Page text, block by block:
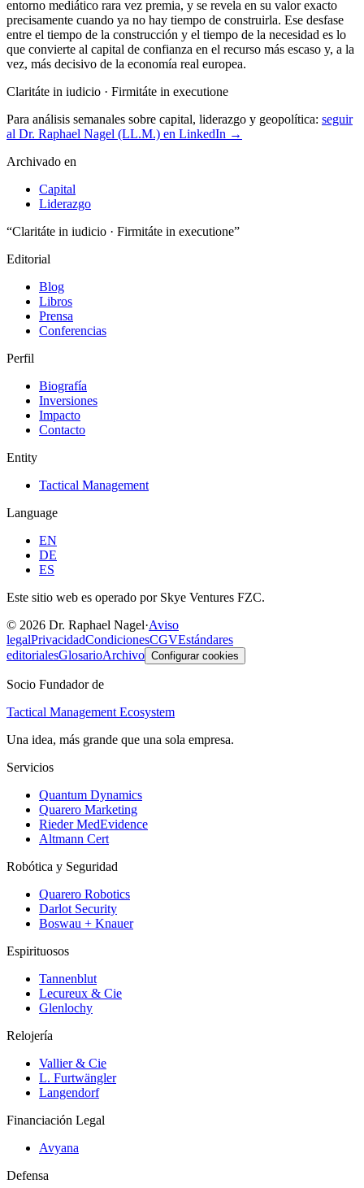
entorno mediático rara vez premia, y se revela en su valor exacto
precisamente cuando ya no hay tiempo de construirla. Ese desfase
entre el tiempo de la construcción y el tiempo de la necesidad es lo
que convierte al capital de confianza en el recurso más escaso y, a la
vez, más decisivo de la economía real europea.
Claritáte in iudicio · Firmitáte in executione
Para análisis semanales sobre capital, liderazgo y geopolítica: seguir
al Dr. Raphael Nagel (LL.M.) en LinkedIn →
Archivado en
Capital
Liderazgo
“Claritáte in iudicio · Firmitáte in executione”
Editorial
Blog
Libros
Prensa
Conferencias
Perfil
Biografía
Inversiones
Impacto
Contacto
Entity
Tactical Management
Language
EN
DE
ES
Este sitio web es operado por Skye Ventures FZC.
© 2026 Dr. Raphael Nagel·Aviso
legalPrivacidadCondicionesCGVEstándares
editorialesGlosarioArchivo Configurar cookies
Socio Fundador de
Tactical Management Ecosystem
Una idea, más grande que una sola empresa.
Servicios
Quantum Dynamics
Quarero Marketing
Rieder MedEvidence
Altmann Cert
Robótica y Seguridad
Quarero Robotics
Darlot Security
Boswau + Knauer
Espirituosos
Tannenblut
Lecureux & Cie
Glenlochy
Relojería
Vallier & Cie
L. Furtwängler
Langendorf
Financiación Legal
Avyana
Defensa